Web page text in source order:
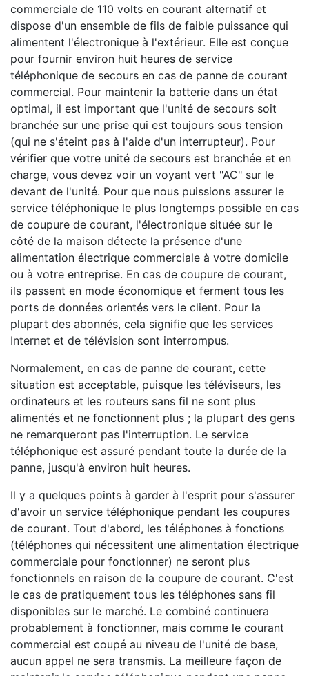
commerciale de 110 volts en courant alternatif et
dispose d'un ensemble de fils de faible puissance qui
alimentent l'électronique à l'extérieur. Elle est conçue
pour fournir environ huit heures de service
téléphonique de secours en cas de panne de courant
commercial. Pour maintenir la batterie dans un état
optimal, il est important que l'unité de secours soit
branchée sur une prise qui est toujours sous tension
(qui ne s'éteint pas à l'aide d'un interrupteur). Pour
vérifier que votre unité de secours est branchée et en
charge, vous devez voir un voyant vert "AC" sur le
devant de l'unité. Pour que nous puissions assurer le
service téléphonique le plus longtemps possible en cas
de coupure de courant, l'électronique située sur le
côté de la maison détecte la présence d'une
alimentation électrique commerciale à votre domicile
ou à votre entreprise. En cas de coupure de courant,
ils passent en mode économique et ferment tous les
ports de données orientés vers le client. Pour la
plupart des abonnés, cela signifie que les services
Internet et de télévision sont interrompus.
Normalement, en cas de panne de courant, cette
situation est acceptable, puisque les téléviseurs, les
ordinateurs et les routeurs sans fil ne sont plus
alimentés et ne fonctionnent plus ; la plupart des gens
ne remarqueront pas l'interruption. Le service
téléphonique est assuré pendant toute la durée de la
panne, jusqu'à environ huit heures.
Il y a quelques points à garder à l'esprit pour s'assurer
d'avoir un service téléphonique pendant les coupures
de courant. Tout d'abord, les téléphones à fonctions
(téléphones qui nécessitent une alimentation électrique
commerciale pour fonctionner) ne seront plus
fonctionnels en raison de la coupure de courant. C'est
le cas de pratiquement tous les téléphones sans fil
disponibles sur le marché. Le combiné continuera
probablement à fonctionner, mais comme le courant
commercial est coupé au niveau de l'unité de base,
aucun appel ne sera transmis. La meilleure façon de